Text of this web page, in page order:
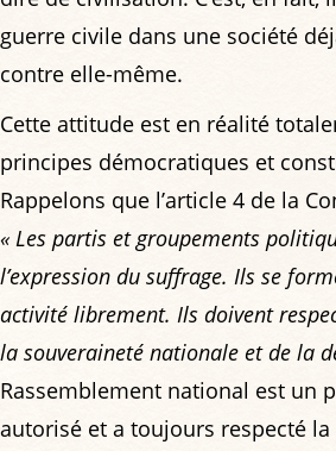
guerre civile dans une société
contre elle-même.
Cette attitude est en réalité
principes démocratiques et
Rappelons que l’article 4 de la
« Les partis et groupements
l’expression du suffrage. Ils se
activité librement. Ils doivent
la souveraineté nationale et de la
Rassemblement national est un
autorisé et a toujours respecté